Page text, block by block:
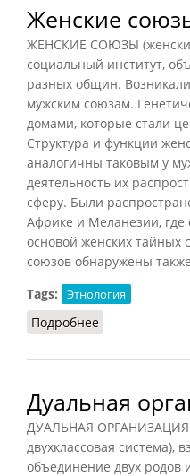
Женские
ЖЕНСКИЕ СОЮЗЫ
социальный институт,
разных общин.
мужским союзам.
домами, которые стали
Структура и функции
аналогичны таковым у
деятельность их
сферу. Были
Африке и Меланезии,
основой женских тайных
союзов обнаружены
Tags:
Этнология
Подробнее
Дуальная
ДУАЛЬНАЯ ОРГАНИЗАЦИЯ
двухклассовая система),
объединение двух родов